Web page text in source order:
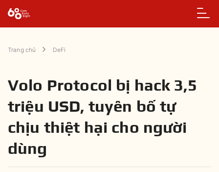
Trang chủ DeFi
Volo Protocol bị hack 3,5
triệu USD, tuyên bố tự
chịu thiệt hại cho người
dùng